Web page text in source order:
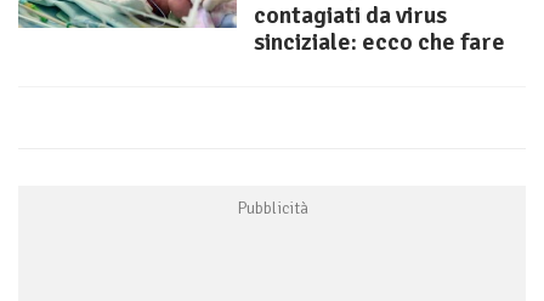
contagiati da virus
sinciziale: ecco che fare